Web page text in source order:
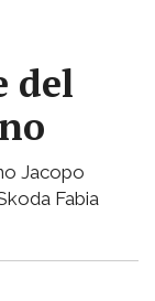
del
Jacopo
Fabia